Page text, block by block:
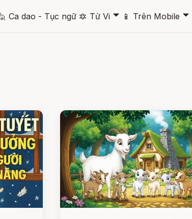
Ca dao - Tục ngữ 🔯 Tử Vi 🞃 📱 Trên Mobile 🞃